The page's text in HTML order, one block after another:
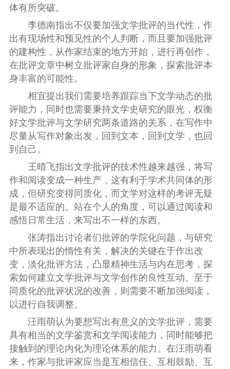
体有所突破。
李德南指出不仅要加强文学批评的当代性，作
出有现场性和预见性的个人判断，而且要加强批评
的建构性，从作家结束的地方开始，进行再创作，
在批评文章中树立批评家自身的形象，探索批评本
身丰富的可能性。
相宜提出我们需要培养跟踪当下文学动态的批
评能力，同时也需要秉持文学史研究的眼光，权衡
好文学批评与文学研究两条道路的关系，在写作中
尽量从写作对象出发，回到文本，回到文学，也回
到自己。
王晴飞指出文学批评的技术性越来越强，将写
作和阅读变成一种生产，这有利于学术共同体的形
成，但研究变得同质化，而文学对这样的考评无疑
是最不适应的。站在个人的角度，可以通过阅读和
感悟日常生活，来写出不一样的东西。
张涛指出讨论者们批评的学院化问题，与研究
中所表现出的惰性有关，解决的关键在于作出改
变，淡化批评方法，凸显精神生活与内在思考，探
索如何建立文学批评与文学创作的良性互动。至于
同质化的批评状况的改善，则需要不断加强阅读，
以进行自我调整。
汪雨萌认为要想写出有意义的文学批评，需要
具有相当的文学鉴赏和文学阅读能力，同时能够把
接触到的理论内化为理论体系的能力。在汪雨萌看
来，作家与批评家应当是互相信任、互相鼓励、互